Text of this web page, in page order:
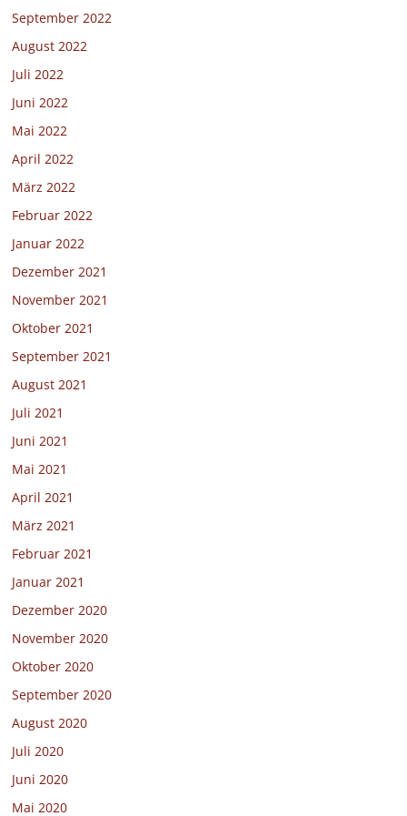
September 2022
August 2022
Juli 2022
Juni 2022
Mai 2022
April 2022
März 2022
Februar 2022
Januar 2022
Dezember 2021
November 2021
Oktober 2021
September 2021
August 2021
Juli 2021
Juni 2021
Mai 2021
April 2021
März 2021
Februar 2021
Januar 2021
Dezember 2020
November 2020
Oktober 2020
September 2020
August 2020
Juli 2020
Juni 2020
Mai 2020